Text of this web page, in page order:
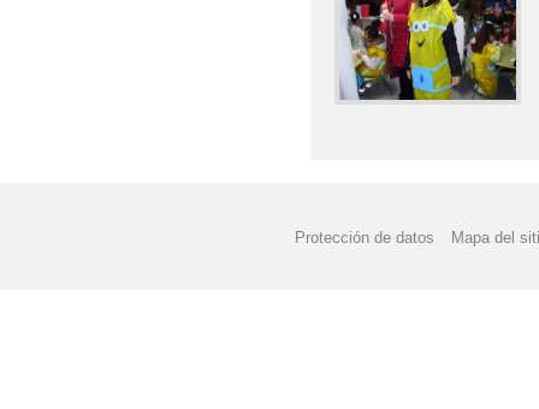
Protección de datos Mapa del